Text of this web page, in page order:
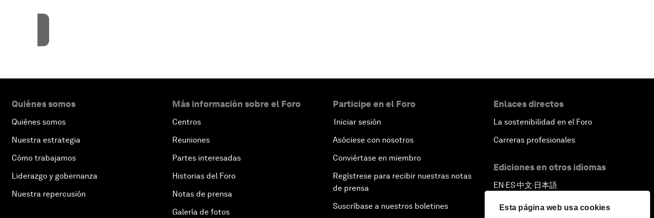
Esta página web usa cookies
Quiénes somos
Quiénes somos
Nuestra estrategia
Cómo trabajamos
Liderazgo y gobernanza
Nuestra repercusión
Más información sobre el Foro
Centros
Reuniones
Partes interesadas
Historias del Foro
Notas de prensa
Galería de fotos
Participe en el Foro
Iniciar sesión
Asóciese con nosotros
Conviértase en miembro
Regístrese para recibir nuestras notas
de prensa
Suscríbase a nuestros boletines
Enlaces directos
La sostenibilidad en el Foro
Carreras profesionales
Ediciones en otros idiomas
EN ▪ ES▪中文▪ 日本語